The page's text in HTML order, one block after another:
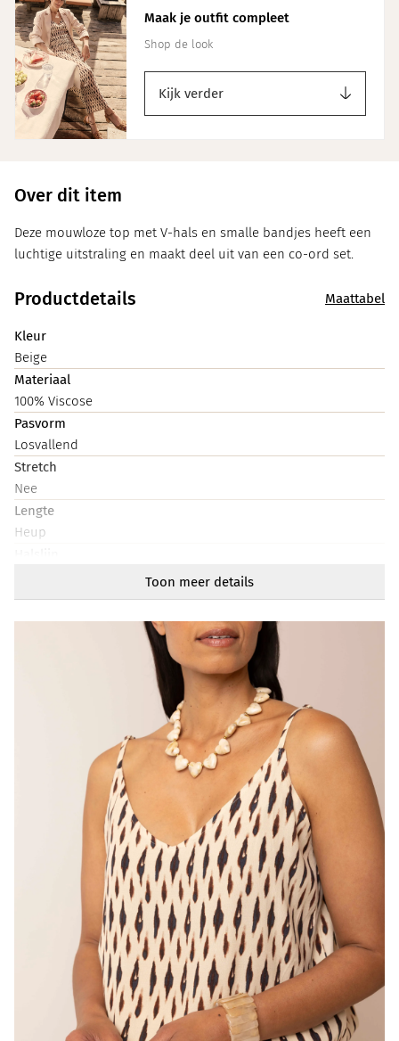
Maak je outfit compleet
Shop de look
Kijk verder
Over dit item
Deze mouwloze top met V-hals en smalle bandjes heeft een
luchtige uitstraling en maakt deel uit van een co-ord set.
Productdetails Maattabel
Kleur
Beige
Materiaal
100% Viscose
Pasvorm
Losvallend
Stretch
Nee
Lengte
Heup
Mouwlengte
Mouwloos
Toon meer details